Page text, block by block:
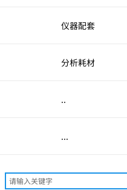
仪器配套
分析耗材
..
...